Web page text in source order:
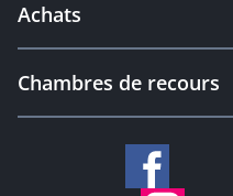
Achats
Chambres de recours